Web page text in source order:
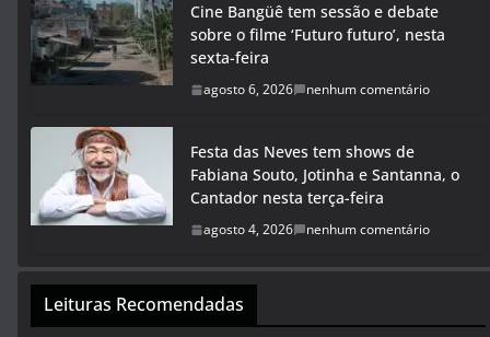
Cine Bangüê tem sessão e debate
sobre o filme ‘Futuro futuro’, nesta
sexta-feira
agosto 6, 2026 nenhum comentário
Festa das Neves tem shows de
Fabiana Souto, Jotinha e Santanna, o
Cantador nesta terça-feira
agosto 4, 2026 nenhum comentário
Leituras Recomendadas